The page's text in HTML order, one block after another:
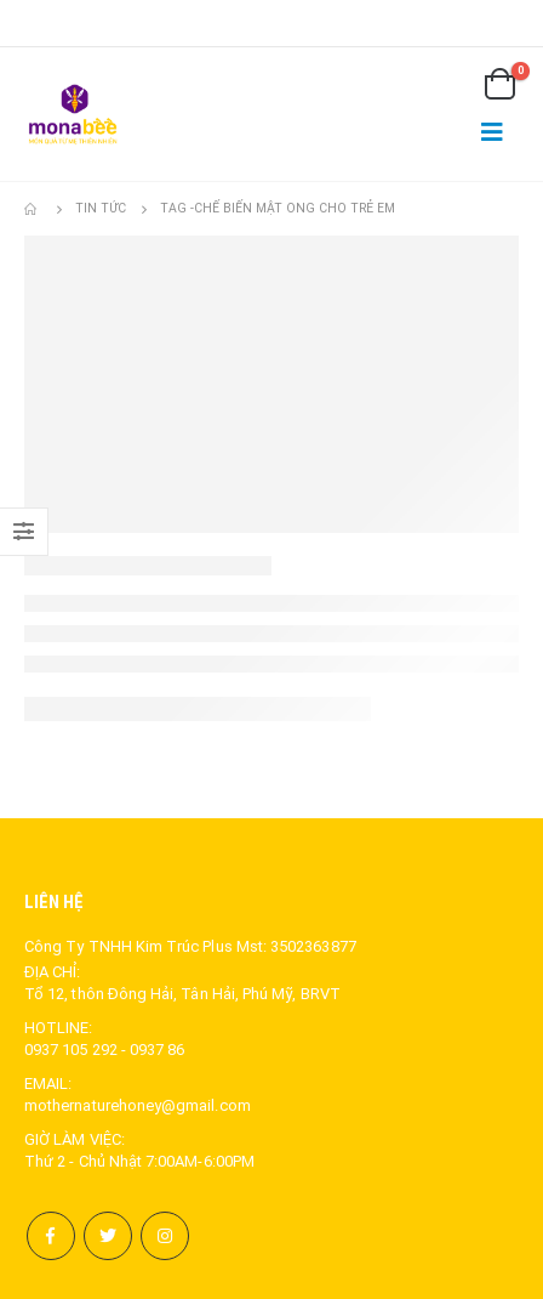
0
TIN TỨC TAG -CHẾ BIẾN MẬT ONG CHO TRẺ EM
LIÊN HỆ
Công Ty TNHH Kim Trúc Plus Mst: 3502363877
ĐỊA CHỈ:
Tổ 12, thôn Đông Hải, Tân Hải, Phú Mỹ, BRVT
HOTLINE:
0937 105 292 - 0937 86
EMAIL:
mothernaturehoney@gmail.com
GIỜ LÀM VIỆC:
Thứ 2 - Chủ Nhật 7:00AM-6:00PM